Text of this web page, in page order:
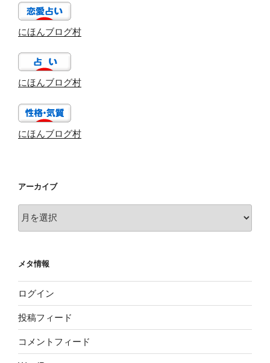
にほんブログ村
にほんブログ村
にほんブログ村
アーカイブ
ー
ブ
メタ情報
ログイン
投稿フィード
コメントフィード